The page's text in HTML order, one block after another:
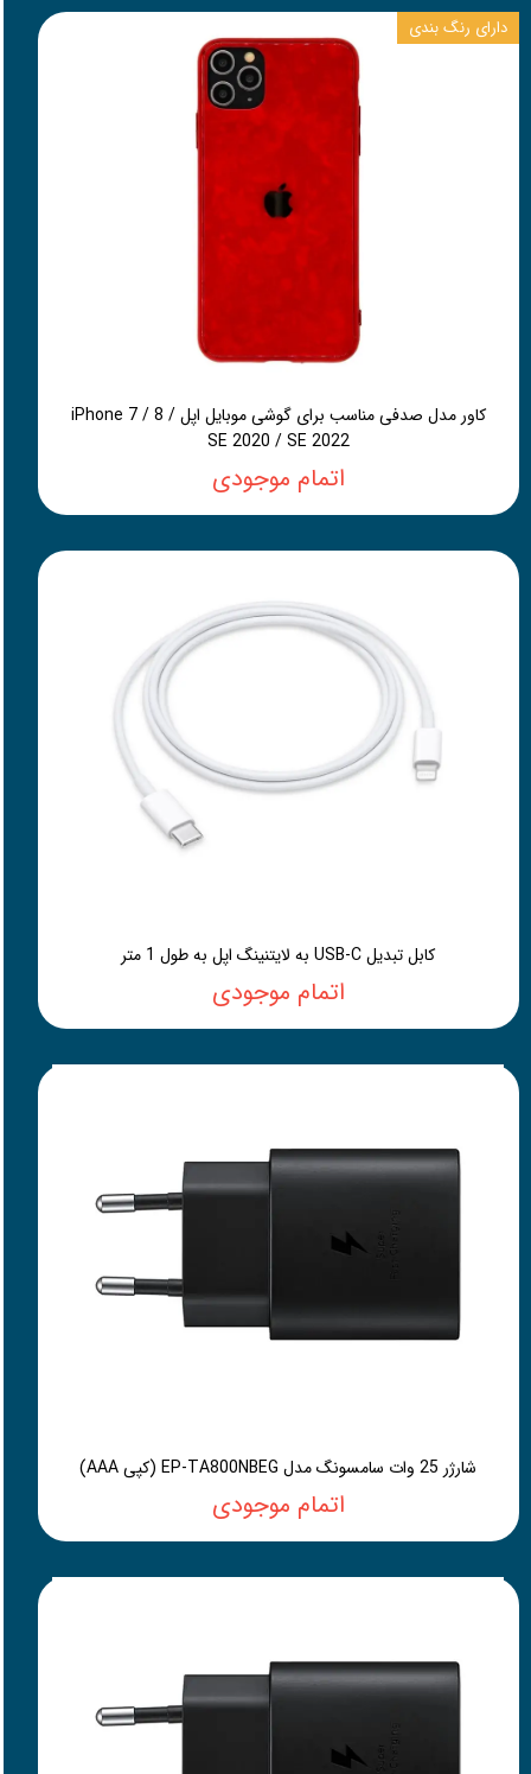
کاور مدل صدفی مناسب برای گوشی موبایل اپل iPhone 7 / 8 /
SE 2020 / SE 2022
اتمام موجودی
دارای رنگ بندی
کابل تبدیل USB-C به لایتنینگ اپل به طول 1 متر
اتمام موجودی
شارژر 25 وات سامسونگ مدل EP-TA800NBEG (کپی AAA)
اتمام موجودی